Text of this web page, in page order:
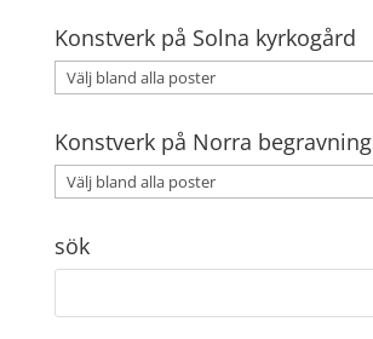
Konstverk på Solna kyrkogård
Konstverk på Norra
sök